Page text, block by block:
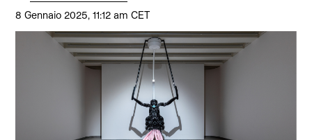
8 Gennaio 2025, 11:12 am CET